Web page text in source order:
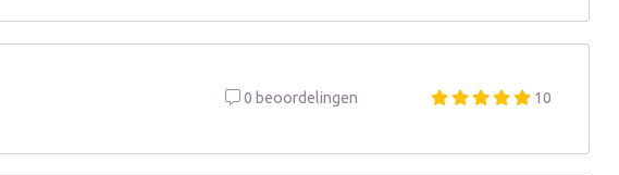
0 beoordelingen 10